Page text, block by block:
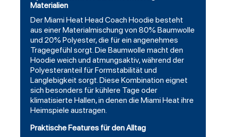
Materialien
Der Miami Heat Head Coach Hoodie besteht
aus einer Materialmischung von 80% Baumwolle
und 20% Polyester, die für ein angenehmes
Tragegefühl sorgt. Die Baumwolle macht den
Hoodie weich und atmungsaktiv, während der
Polyesteranteil für Formstabilität und
Langlebigkeit sorgt. Diese Kombination eignet
sich besonders für kühlere Tage oder
klimatisierte Hallen, in denen die Miami Heat ihre
Heimspiele austragen.
Praktische Features für den Alltag